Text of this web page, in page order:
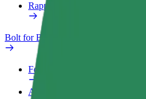
Rapporter et kjøretøy
Bolt for Business
Fordeler
Arbeidsprofil